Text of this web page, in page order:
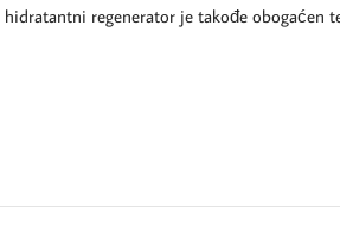
hidratantni regenerator je takođe